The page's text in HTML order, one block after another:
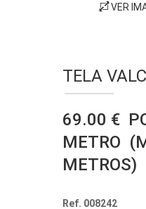
VER
TELA
69.00 €
METRO
METROS)
Ref. 008242